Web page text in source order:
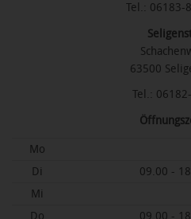
Tel.: 06183-
63500
Tel.:
Mo
Di
09.00 -
Mi
Do
09.00 -